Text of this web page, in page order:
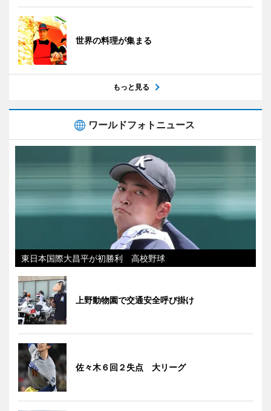
世界の料理が集まる
もっと見る
ワールドフォトニュース
東日本国際大昌平が初勝利 高校野球
上野動物園で交通安全呼び掛け
佐々木６回２失点 大リーグ